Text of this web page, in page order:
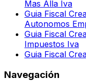
Mas Alla Iva
Guia Fiscal
Autonomos
Guia Fiscal
Impuestos Iva
Guia Fiscal
Navegación